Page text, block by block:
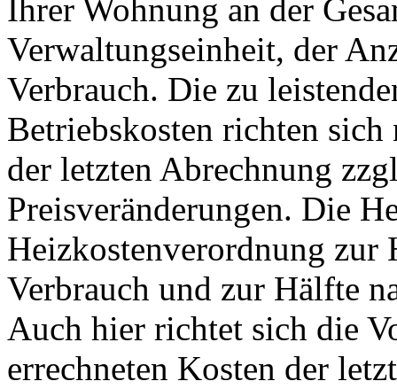
Ihrer Wohnung an der
Verwaltungseinheit, der
Verbrauch. Die zu
Betriebskosten richten sich
der letzten Abrechnung
Preisveränderungen. Die
Heizkostenverordnung zur
Verbrauch und zur Hälfte
Auch hier richtet sich die
errechneten Kosten der